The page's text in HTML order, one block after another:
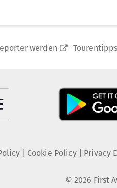
werden Tourentipps
| Cookie Policy| Privacy
© 2026 First